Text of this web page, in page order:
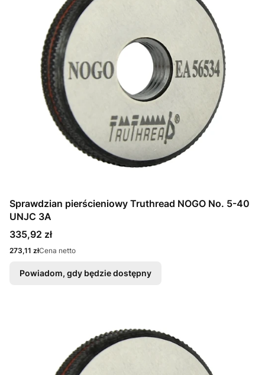
Sprawdzian pierścieniowy Truthread NOGO No. 5-40
UNJC 3A
Cena
335,92 zł
Cena
273,11 złCena netto
Powiadom, gdy będzie dostępny